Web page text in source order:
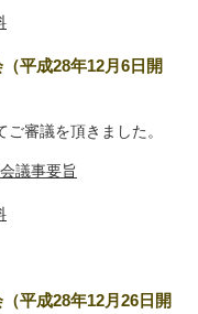
平成28年12月6日開
審議を頂きました。
議事要旨
平成28年12月26日開